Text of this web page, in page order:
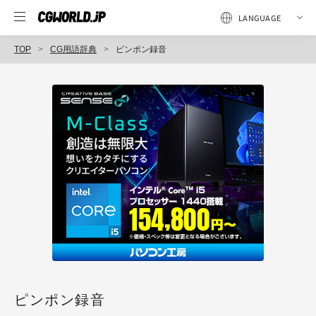
TOP CG用語辞典 ピンポン録音
ピンポン録音